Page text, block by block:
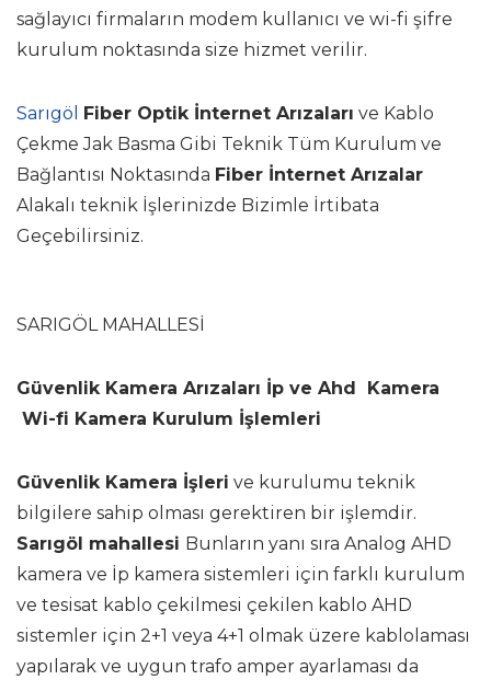
sağlayıcı firmaların modem kullanıcı ve wi-fi şifre
kurulum noktasında size hizmet verilir.
Sarıgöl Fiber Optik İnternet Arızaları ve Kablo
Çekme Jak Basma Gibi Teknik Tüm Kurulum ve
Bağlantısı Noktasında Fiber İnternet Arızalar
Alakalı teknik İşlerinizde Bizimle İrtibata
Geçebilirsiniz.
SARIGÖL MAHALLESİ
Güvenlik Kamera Arızaları İp ve Ahd Kamera
Wi-fi Kamera Kurulum İşlemleri
Güvenlik Kamera İşleri ve kurulumu teknik
bilgilere sahip olması gerektiren bir işlemdir.
Sarıgöl mahallesi Bunların yanı sıra Analog AHD
kamera ve İp kamera sistemleri için farklı kurulum
ve tesisat kablo çekilmesi çekilen kablo AHD
sistemler için 2+1 veya 4+1 olmak üzere kablolaması
yapılarak ve uygun trafo amper ayarlaması da